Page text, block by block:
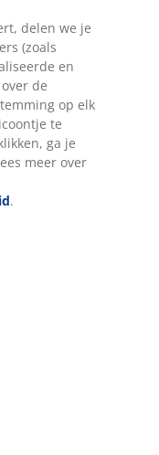
delen we je
(zoals
en
de
op elk
te
ga je
meer over
.